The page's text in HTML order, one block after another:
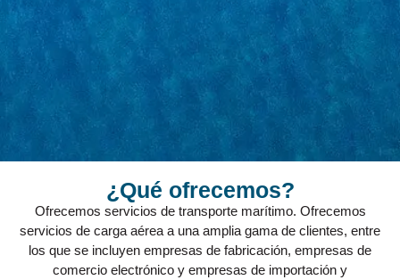
¿Qué ofrecemos?
Ofrecemos servicios de transporte marítimo. Ofrecemos
servicios de carga aérea a una amplia gama de clientes, entre
los que se incluyen empresas de fabricación, empresas de
comercio electrónico y empresas de importación y